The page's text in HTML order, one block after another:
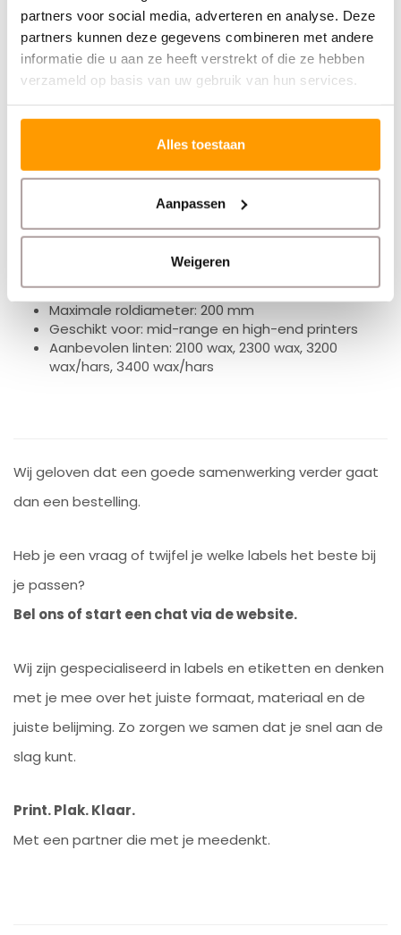
partners voor social media, adverteren en analyse. Deze
partners kunnen deze gegevens combineren met andere
informatie die u aan ze heeft verstrekt of die ze hebben
verzameld op basis van uw gebruik van hun services.
Alles toestaan
Aanpassen
Weigeren
3200 wax/hars
3400 wax/hars
Specificaties
Formaat: 102 x 102 mm
Labels per rol: 1.432 labels
Aantal rollen: 4 rollen
Materiaal: gecoat papier
Printtype: thermal transfer
Kern: 76 mm
Maximale roldiameter: 200 mm
Geschikt voor: mid-range en high-end printers
Aanbevolen linten: 2100 wax, 2300 wax, 3200
wax/hars, 3400 wax/hars
Wij geloven dat een goede samenwerking verder gaat
dan een bestelling.
Heb je een vraag of twijfel je welke labels het beste bij
je passen?
Bel ons of start een chat via de website.
Wij zijn gespecialiseerd in labels en etiketten en denken
met je mee over het juiste formaat, materiaal en de
juiste belijming. Zo zorgen we samen dat je snel aan de
slag kunt.
Print. Plak. Klaar.
Met een partner die met je meedenkt.